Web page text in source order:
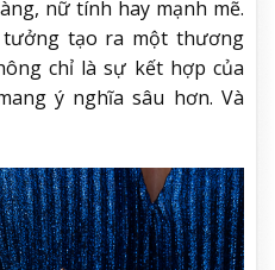
nữ tính hay mạnh mẽ.
tạo ra một thương
chỉ là sự kết hợp của
ý nghĩa sâu hơn. Và